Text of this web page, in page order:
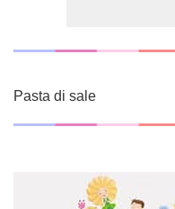
Pasta di sale